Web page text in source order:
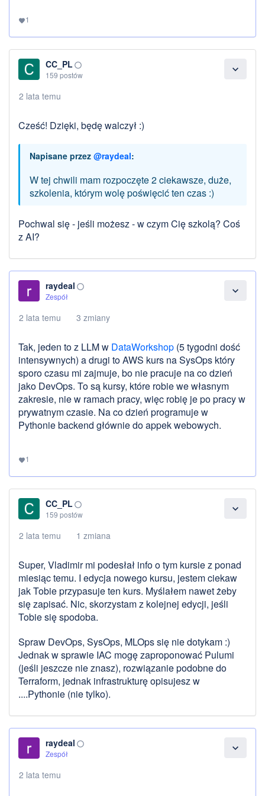
favorite1
expand_more
CC_PL panorama_fish_eye
159 postów
2 lata temu
Cześć! Dzięki, będę walczył :)
Napisane przez @raydeal:
W tej chwili mam rozpoczęte 2 ciekawsze, duże,
szkolenia, którym wolę poświęcić ten czas :)
Pochwal się - jeśli możesz - w czym Cię szkolą? Coś
z AI?
expand_more
raydeal panorama_fish_eye
Zespół
2 lata temu 3 zmiany
Tak, jeden to z LLM w DataWorkshop (5 tygodni dość
intensywnych) a drugi to AWS kurs na SysOps który
sporo czasu mi zajmuje, bo nie pracuje na co dzień
jako DevOps. To są kursy, które robie we własnym
zakresie, nie w ramach pracy, więc robię je po pracy w
prywatnym czasie. Na co dzień programuje w
Pythonie backend głównie do appek webowych.
favorite1
expand_more
CC_PL panorama_fish_eye
159 postów
2 lata temu 1 zmiana
Super, Vladimir mi podesłał info o tym kursie z ponad
miesiąc temu. I edycja nowego kursu, jestem ciekaw
jak Tobie przypasuje ten kurs. Myślałem nawet żeby
się zapisać. Nic, skorzystam z kolejnej edycji, jeśli
Tobie się spodoba.
Spraw DevOps, SysOps, MLOps się nie dotykam :)
Jednak w sprawie IAC mogę zaproponować Pulumi
(jeśli jeszcze nie znasz), rozwiązanie podobne do
Terraform, jednak infrastrukturę opisujesz w
....Pythonie (nie tylko).
expand_more
raydeal panorama_fish_eye
Zespół
2 lata temu